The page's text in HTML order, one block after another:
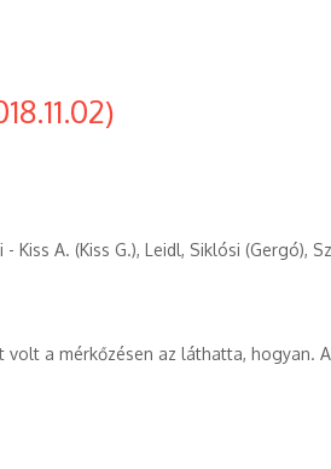
Kiss A. (Kiss G.), Leidl, Siklósi (Gergó),
a mérkőzésen az láthatta, hogyan.